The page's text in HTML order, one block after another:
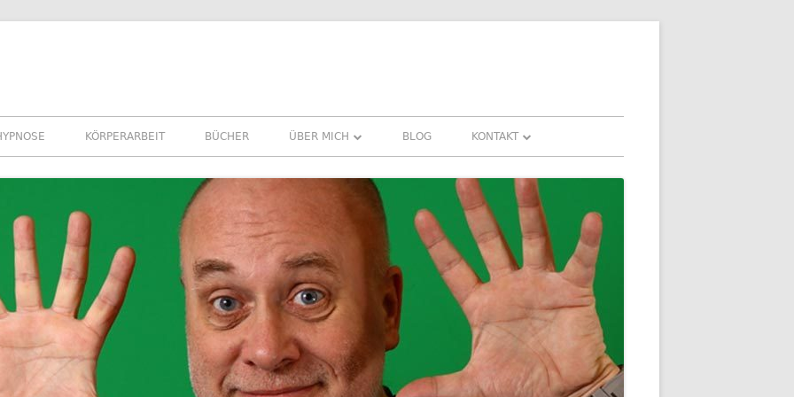
KÖRPERARBEIT BÜCHER ÜBER MICH
REFERENZEN ERFAHRUNGEN UND
NEWSLETTER
BLOG KONTAKT
DOWNLOADS
FAQ
DATENSCHUTZ
IMPRESSUM